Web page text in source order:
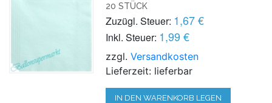
20 STÜCK
Zuzügl. Steuer: 1,67 €
Inkl. Steuer: 1,99 €
zzgl.Versandkosten
Lieferzeit: lieferbar
IN DEN WARENKORB LEGEN